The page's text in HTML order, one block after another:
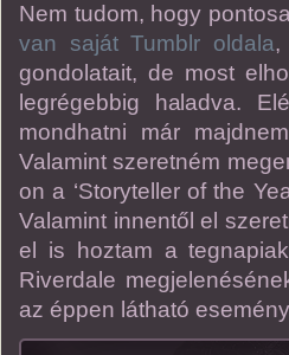
Nem tudom, hogy
van saját Tumblr oldala,
gondolatait, de most
legrégebbig haladva.
mondhatni már
Valamint szeretném
on a ‘Storyteller of the
Valamint innentől el
el is hoztam a
Riverdale
az éppen látható